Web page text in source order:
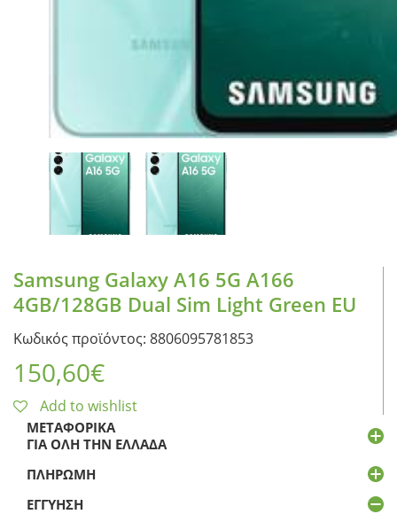
Samsung Galaxy A16 5G A166
4GB/128GB Dual Sim Light Green EU
Κωδικός προϊόντος: 8806095781853
150,60€
Add to wishlist
ΜΕΤΑΦΟΡΙΚΆ
ΓΙΑ ΌΛΗ ΤΗΝ ΕΛΛΆΔΑ
ΠΛΗΡΩΜΉ
ΕΓΓΎΗΣΗ